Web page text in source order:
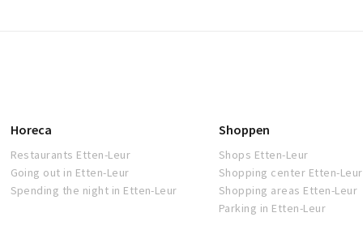
Horeca
Restaurants Etten-Leur
Going out in Etten-Leur
Spending the night in Etten-Leur
Shoppen
Shops Etten-Leur
Shopping center Etten-Leur
Shopping areas Etten-Leur
Parking in Etten-Leur